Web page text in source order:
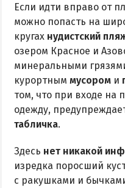
Если идти вправо от
можно попасть на
кругах нудистский
озером Красное и
минеральными
курортным мусором и
том, что при входе на
одежду,
табличка.
Здесь нет никакой
изредка поросший
с ракушками и